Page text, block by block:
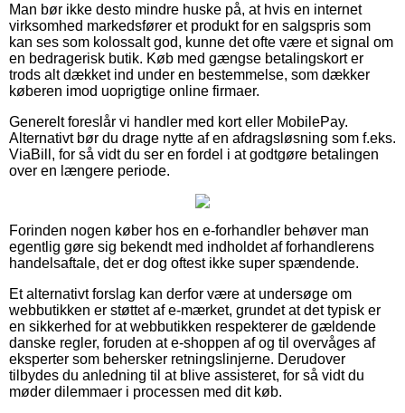
Man bør ikke desto mindre huske på, at hvis en internet
virksomhed markedsfører et produkt for en salgspris som
kan ses som kolossalt god, kunne det ofte være et signal om
en bedragerisk butik. Køb med gængse betalingskort er
trods alt dækket ind under en bestemmelse, som dækker
køberen imod uoprigtige online firmaer.
Generelt foreslår vi handler med kort eller MobilePay.
Alternativt bør du drage nytte af en afdragsløsning som f.eks.
ViaBill, for så vidt du ser en fordel i at godtgøre betalingen
over en længere periode.
Forinden nogen køber hos en e-forhandler behøver man
egentlig gøre sig bekendt med indholdet af forhandlerens
handelsaftale, det er dog oftest ikke super spændende.
Et alternativt forslag kan derfor være at undersøge om
webbutikken er støttet af e-mærket, grundet at det typisk er
en sikkerhed for at webbutikken respekterer de gældende
danske regler, foruden at e-shoppen af og til overvåges af
eksperter som behersker retningslinjerne. Derudover
tilbydes du anledning til at blive assisteret, for så vidt du
møder dilemmaer i processen med dit køb.